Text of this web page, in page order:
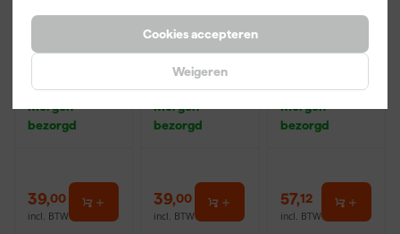
Cookies accepteren
Weigeren
Makita P-
- Hout (50st)
Morgen
bezorgd
39,00
incl. BTW
Makita P-
43620
Schuurschijve
Hout (50st)
Morgen
bezorgd
39,00
incl. BTW
Makita B-
225mm -
K320 (25st.)
Morgen
bezorgd
57,12
incl. BTW